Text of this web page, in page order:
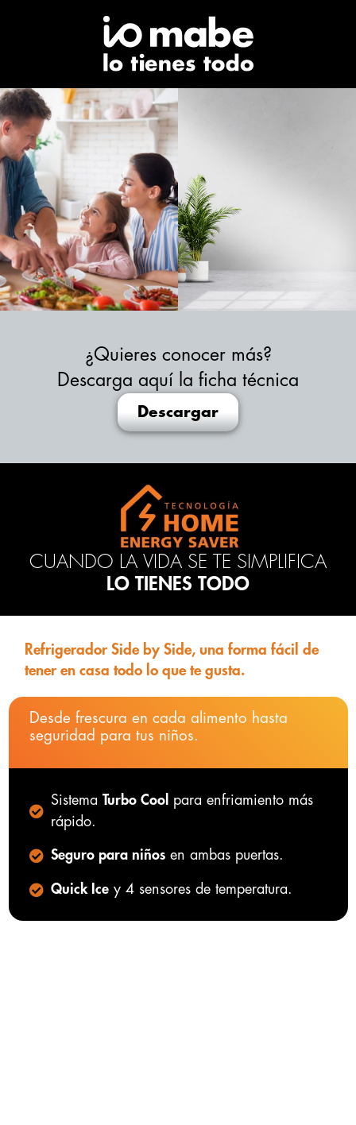
¿Quieres conocer más?
Descarga aquí la ficha técnica
Descargar
CUANDO LA VIDA SE TE SIMPLIFICA
LO TIENES TODO
Refrigerador Side by Side, una forma fácil de
tener en casa todo lo que te gusta.
Desde frescura en cada alimento hasta
seguridad para tus niños.
SistemaTurbo Cool
para enfriamiento más
rápido.
Seguro para niños en ambas puertas.
Quick Ice y 4 sensores de temperatura.